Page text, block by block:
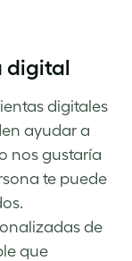
digital
digitales
ayudar a
nos gustaría
te puede
de
que